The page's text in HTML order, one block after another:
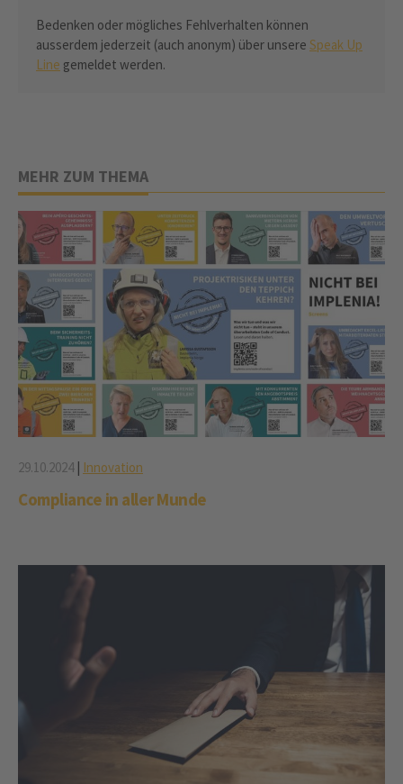
Bedenken oder mögliches Fehlverhalten können
ausserdem jederzeit (auch anonym) über unsere Speak Up
Line gemeldet werden.
MEHR ZUM THEMA
29.10.2024| Innovation
Compliance in aller Munde